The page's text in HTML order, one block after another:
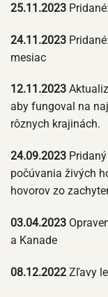
25.11.2023
24.11.2023
mesiac
12.11.2023
aby fungoval na
rôznych krajinách.
24.09.2023
počúvania živých
hovorov zo
03.04.2023
a Kanade
08.12.2022 Zľavy